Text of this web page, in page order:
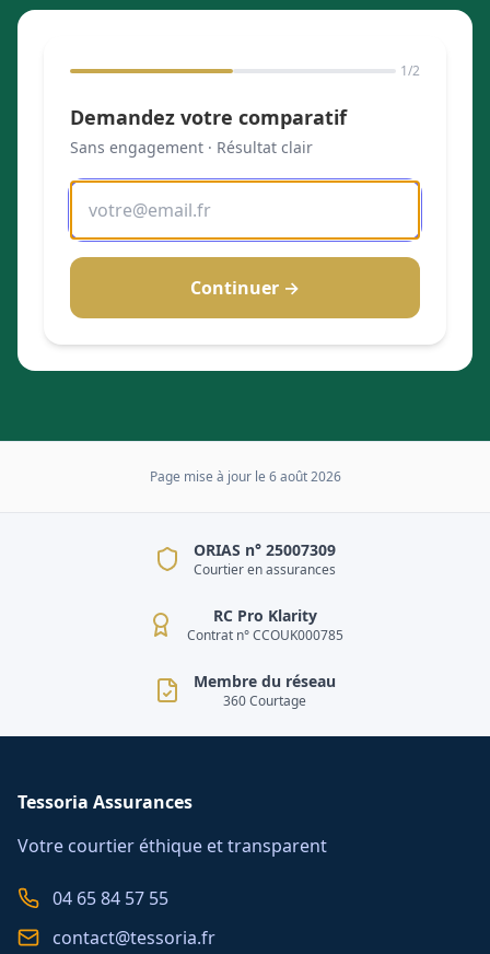
1/2
Demandez votre comparatif
Sans engagement · Résultat clair
Continuer →
Page mise à jour le 6 août 2026
ORIAS n° 25007309
Courtier en assurances
RC Pro Klarity
Contrat n° CCOUK000785
Membre du réseau
360 Courtage
Tessoria Assurances
Votre courtier éthique et transparent
04 65 84 57 55
contact@tessoria.fr